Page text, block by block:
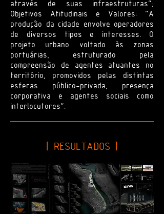
através de suas infraestruturas”;
Objetivos Atitudinais e Valores: “A
produção da cidade envolve operadores
de diversos tipos e interesses. O
projeto urbano voltado às zonas
portuárias, estruturado pela
compreensão de agentes atuantes no
território, promovidos pelas distintas
esferas público-privada, presença
corporativa e agentes sociais como
interlocutores”.
[ RESULTADOS ]